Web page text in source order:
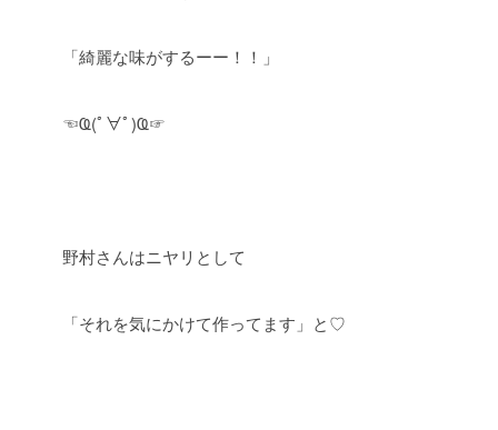
「綺麗な味がするーー！！」
☜Ҩ(ﾟ∀ﾟ)Ҩ☞
野村さんはニヤリとして
「それを気にかけて作ってます」と♡